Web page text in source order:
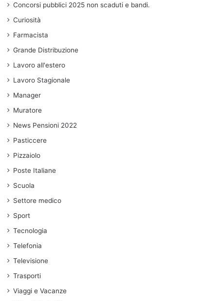
Concorsi pubblici 2025 non scaduti e bandi.
Curiosità
Farmacista
Grande Distribuzione
Lavoro all'estero
Lavoro Stagionale
Manager
Muratore
News Pensioni 2022
Pasticcere
Pizzaiolo
Poste Italiane
Scuola
Settore medico
Sport
Tecnologia
Telefonia
Televisione
Trasporti
Viaggi e Vacanze